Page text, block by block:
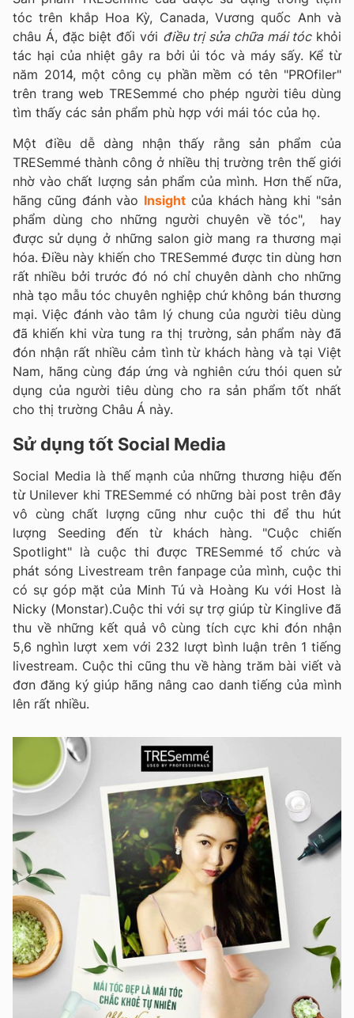
tóc trên khắp Hoa Kỳ, Canada, Vương quốc Anh và
châu Á, đặc biệt đối với điều trị sửa chữa mái tóckhỏi
tác hại của nhiệt gây ra bởi ủi tóc và máy sấy. Kể từ
năm 2014, một công cụ phần mềm có tên "PROfiler"
trên trang web TRESemmé cho phép người tiêu dùng
tìm thấy các sản phẩm phù hợp với mái tóc của họ.
Một điều dễ dàng nhận thấy rằng sản phẩm của
TRESemmé thành công ở nhiều thị trường trên thế giới
nhờ vào chất lượng sản phẩm của mình. Hơn thế nữa,
hãng cũng đánh vào Insight của khách hàng khi "sản
phẩm dùng cho những người chuyên về tóc", hay
được sử dụng ở những salon giờ mang ra thương mại
hóa. Điều này khiến cho TRESemmé được tin dùng hơn
rất nhiều bởi trước đó nó chỉ chuyên dành cho những
nhà tạo mẫu tóc chuyên nghiệp chứ không bán thương
mại. Việc đánh vào tâm lý chung của người tiêu dùng
đã khiến khi vừa tung ra thị trường, sản phẩm này đã
đón nhận rất nhiều cảm tình từ khách hàng và tại Việt
Nam, hãng cùng đáp ứng và nghiên cứu thói quen sử
dụng của người tiêu dùng cho ra sản phẩm tốt nhất
cho thị trường Châu Á này.
Sử dụng tốt Social Media
Social Media là thế mạnh của những thương hiệu đến
từ Unilever khi TRESemmé có những bài post trên đây
vô cùng chất lượng cũng như cuộc thi để thu hút
lượng Seeding đến từ khách hàng. "Cuộc chiến
Spotlight" là cuộc thi được TRESemmé tổ chức và
phát sóng Livestream trên fanpage của mình, cuộc thi
có sự góp mặt của Minh Tú và Hoàng Ku với Host là
Nicky (Monstar).Cuộc thi với sự trợ giúp từ Kinglive đã
thu về những kết quả vô cùng tích cực khi đón nhận
5,6 nghìn lượt xem với 232 lượt bình luận trên 1 tiếng
livestream. Cuộc thi cũng thu về hàng trăm bài viết và
đơn đăng ký giúp hãng nâng cao danh tiếng của mình
lên rất nhiều.